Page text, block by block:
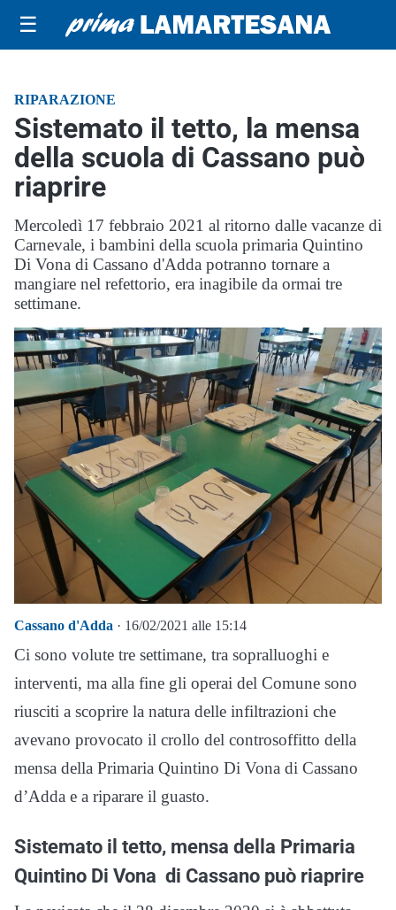
☰
RIPARAZIONE
Sistemato il tetto, la mensa
della scuola di Cassano può
riaprire
Mercoledì 17 febbraio 2021 al ritorno dalle vacanze di
Carnevale, i bambini della scuola primaria Quintino
Di Vona di Cassano d'Adda potranno tornare a
mangiare nel refettorio, era inagibile da ormai tre
settimane.
Cassano d'Adda · 16/02/2021 alle 15:14
Ci sono volute tre settimane, tra sopralluoghi e
interventi, ma alla fine gli operai del Comune sono
riusciti a scoprire la natura delle infiltrazioni che
avevano provocato il crollo del controsoffitto della
mensa della Primaria Quintino Di Vona di Cassano
d’Adda e a riparare il guasto.
Sistemato il tetto, mensa della Primaria
Quintino Di Vona di Cassano può riaprire